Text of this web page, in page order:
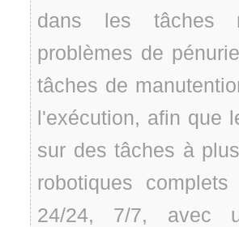
dans les tâches
problèmes de
tâches de
l'exécution, afin que
sur des tâches à
robotiques
24/24, 7/7, avec